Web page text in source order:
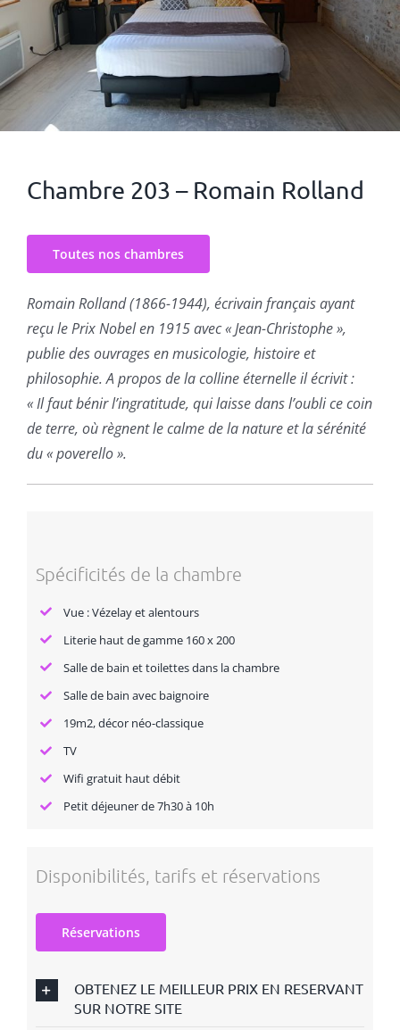
Chambre 203 – Romain Rolland
Toutes nos chambres
Romain Rolland (1866-1944), écrivain français ayant
reçu le Prix Nobel en 1915 avec « Jean-Christophe »,
publie des ouvrages en musicologie, histoire et
philosophie. A propos de la colline éternelle il écrivit :
« Il faut bénir l’ingratitude, qui laisse dans l’oubli ce coin
de terre, où règnent le calme de la nature et la sérénité
du « poverello ».
Spécificités de la chambre
Vue : Vézelay et alentours
Literie haut de gamme 160 x 200
Salle de bain et toilettes dans la chambre
Salle de bain avec baignoire
19m2, décor néo-classique
TV
Wifi gratuit haut débit
Petit déjeuner de 7h30 à 10h
Disponibilités, tarifs et réservations
Réservations
OBTENEZ LE MEILLEUR PRIX EN RESERVANT
SUR NOTRE SITE